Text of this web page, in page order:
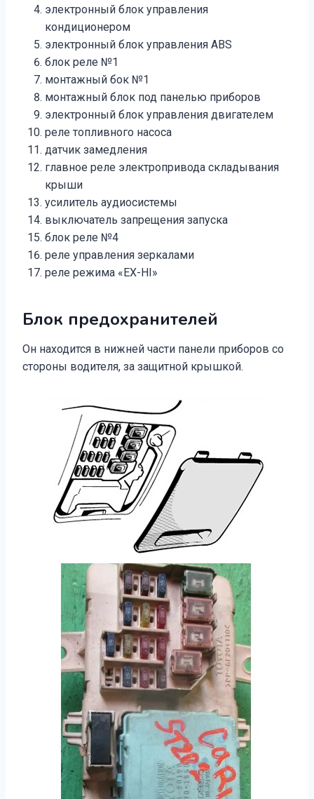
электронный блок управления
кондиционером
электронный блок управления ABS
блок реле №1
монтажный бок №1
монтажный блок под панелью приборов
электронный блок управления двигателем
реле топливного насоса
датчик замедления
главное реле электропривода складывания
крыши
усилитель аудиосистемы
выключатель запрещения запуска
блок реле №4
реле управления зеркалами
реле режима «ЕХ-HI»
Блок предохранителей
Он находится в нижней части панели приборов со
стороны водителя, за защитной крышкой.